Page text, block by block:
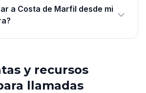
a Costa de Marfil desde mi
y recursos
llamadas